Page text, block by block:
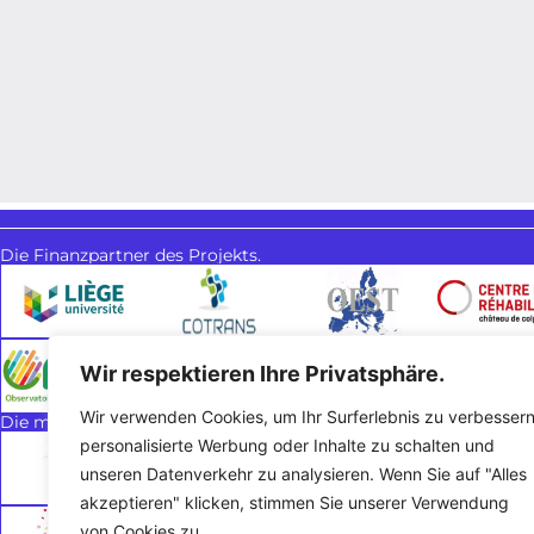
Wir respektieren Ihre Privatsphäre.
Wir verwenden Cookies, um Ihr Surferlebnis zu
personalisierte Werbung oder Inhalte zu schalten und
unseren Datenverkehr zu analysieren. Wenn Sie auf "Alles
akzeptieren" klicken, stimmen Sie unserer Verwendung
Die Finanzpartner des Projekts.
Die methodischen Partner des Projekts.